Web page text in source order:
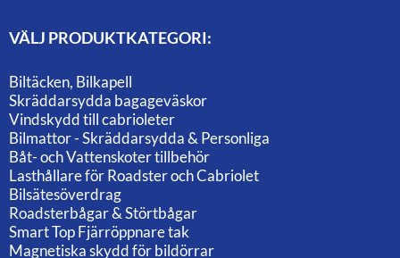
VÄLJ PRODUKTKATEGORI:
Biltäcken, Bilkapell
Skräddarsydda bagageväskor
Vindskydd till cabrioleter
Bilmattor - Skräddarsydda & Personliga
Båt- och Vattenskoter tillbehör
Lasthållare för Roadster och Cabriolet
Bilsätesöverdrag
Roadsterbågar & Störtbågar
Smart Top Fjärröppnare tak
Magnetiska skydd för bildörrar